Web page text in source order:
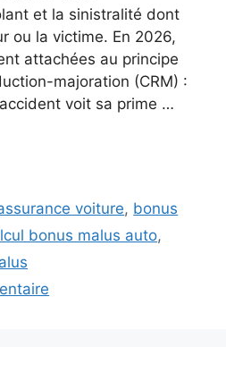
et la sinistralité dont
ou la victime. En 2026,
attachées au principe
majoration (CRM) :
voit sa prime …
voiture, bonus
bonus malus auto,